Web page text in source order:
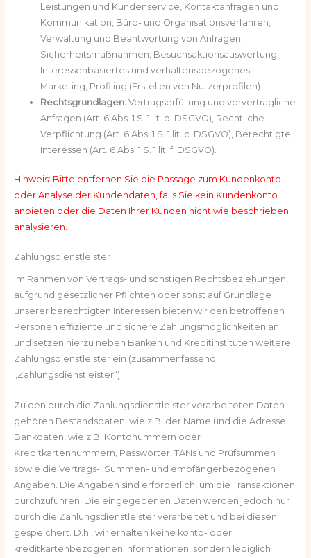
Leistungen und Kundenservice, Kontaktanfragen und
Kommunikation, Büro- und Organisationsverfahren,
Verwaltung und Beantwortung von Anfragen,
Sicherheitsmaßnahmen, Besuchsaktionsauswertung,
Interessenbasiertes und verhaltensbezogenes
Marketing, Profiling (Erstellen von Nutzerprofilen).
Rechtsgrundlagen:Vertragserfüllung und vorvertragliche
Anfragen (Art. 6 Abs. 1 S. 1 lit. b. DSGVO), Rechtliche
Verpflichtung (Art. 6 Abs. 1 S. 1 lit. c. DSGVO), Berechtigte
Interessen (Art. 6 Abs. 1 S. 1 lit. f. DSGVO).
Hinweis: Bitte entfernen Sie die Passage zum Kundenkonto
oder Analyse der Kundendaten, falls Sie kein Kundenkonto
anbieten oder die Daten Ihrer Kunden nicht wie beschrieben
analysieren.
Zahlungsdienstleister
Im Rahmen von Vertrags- und sonstigen Rechtsbeziehungen,
aufgrund gesetzlicher Pflichten oder sonst auf Grundlage
unserer berechtigten Interessen bieten wir den betroffenen
Personen effiziente und sichere Zahlungsmöglichkeiten an
und setzen hierzu neben Banken und Kreditinstituten weitere
Zahlungsdienstleister ein (zusammenfassend
„Zahlungsdienstleister“).
Zu den durch die Zahlungsdienstleister verarbeiteten Daten
gehören Bestandsdaten, wie z.B. der Name und die Adresse,
Bankdaten, wie z.B. Kontonummern oder
Kreditkartennummern, Passwörter, TANs und Prüfsummen
sowie die Vertrags-, Summen- und empfängerbezogenen
Angaben. Die Angaben sind erforderlich, um die Transaktionen
durchzuführen. Die eingegebenen Daten werden jedoch nur
durch die Zahlungsdienstleister verarbeitet und bei diesen
gespeichert. D.h., wir erhalten keine konto- oder
kreditkartenbezogenen Informationen, sondern lediglich